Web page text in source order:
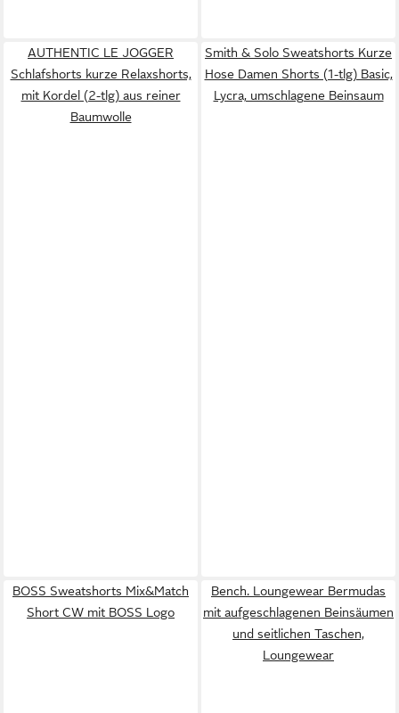
AUTHENTIC LE JOGGER
Schlafshorts kurze Relaxshorts,
mit Kordel (2-tlg) aus reiner
Baumwolle
Smith & Solo Sweatshorts Kurze
Hose Damen Shorts (1-tlg) Basic,
Lycra, umschlagene Beinsaum
BOSS Sweatshorts Mix&Match
Short CW mit BOSS Logo
Bench. Loungewear Bermudas
mit aufgeschlagenen Beinsäumen
und seitlichen Taschen,
Loungewear